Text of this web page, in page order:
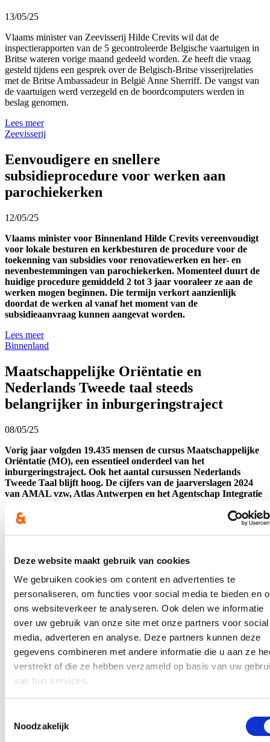
Deze website maakt gebruik van cookies
We gebruiken cookies om content en advertenties te
personaliseren, om functies voor social media te bieden en
ons websiteverkeer te analyseren. Ook delen we informatie
over uw gebruik van onze site met onze partners voor social
media, adverteren en analyse. Deze partners kunnen deze
gegevens combineren met andere informatie die u aan ze
verstrekt of die ze hebben verzameld op basis van uw
van hun services.
Noodzakelijk
13/05/25
Vlaams minister van Zeevisserij Hilde Crevits wil dat de
inspectierapporten van de 5 gecontroleerde Belgische vaartuigen in
Britse wateren vorige maand gedeeld worden. Ze heeft die vraag
gesteld tijdens een gesprek over de Belgisch-Britse visserijrelaties
met de Britse Ambassadeur in België Anne Sherriff. De vangst van
de vaartuigen werd verzegeld en de boordcomputers werden in
beslag genomen.
Lees meer
Zeevisserij
Eenvoudigere en snellere
subsidieprocedure voor werken aan
parochiekerken
12/05/25
Vlaams minister voor Binnenland Hilde Crevits vereenvoudigt
voor lokale besturen en kerkbesturen de procedure voor de
toekenning van subsidies voor renovatiewerken en her- en
nevenbestemmingen van parochiekerken. Momenteel duurt de
huidige procedure gemiddeld 2 tot 3 jaar vooraleer ze aan de
werken mogen beginnen. Die termijn verkort aanzienlijk
doordat de werken al vanaf het moment van de
subsidieaanvraag kunnen aangevat worden.
Lees meer
Binnenland
Maatschappelijke Oriëntatie en
Nederlands Tweede taal steeds
belangrijker in inburgeringstraject
08/05/25
Vorig jaar volgden 19.435 mensen de cursus Maatschappelijke
Oriëntatie (MO), een essentieel onderdeel van het
inburgeringstraject. Ook het aantal cursussen Nederlands
Tweede Taal blijft hoog. De cijfers van de jaarverslagen 2024
van AMAL vzw, Atlas Antwerpen en het Agentschap Integratie
en Inburgering tonen een groeiende instroom, meer cursussen
en hogere slaagcijfers.
Lees meer
44 miljoen voor energie- en
klimaatinitiatieven in Vlaamse gemeenten
en steden
Vlaams minister van Binnenland Hilde Crevits kent 44 miljoen
euro toe aan lokale besturen die intekenden op het Lokaal
Energie- en Klimaatpact (LEKP). Het gaat om middelen voor
projecten rond klimaat en energie in een gemeente of stad.
Lees meer